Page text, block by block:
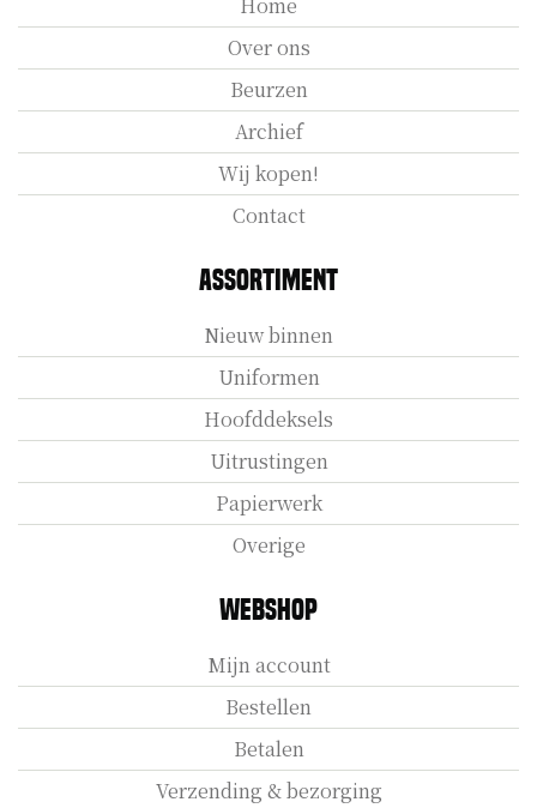
Home
Over ons
Beurzen
Archief
Wij kopen!
Contact
Assortiment
Nieuw binnen
Uniformen
Hoofddeksels
Uitrustingen
Papierwerk
Overige
Webshop
Mijn account
Bestellen
Betalen
Verzending & bezorging